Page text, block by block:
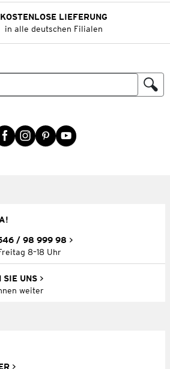
KOSTENLOSE LIEFERUNG
in alle deutschen Filialen
/ 98 999 98
8–18 Uhr
SIE UNS
weiter